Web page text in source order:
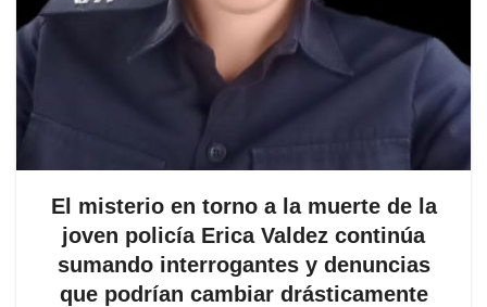
El misterio en torno a la muerte de la
joven policía Erica Valdez continúa
sumando interrogantes y denuncias
que podrían cambiar drásticamente